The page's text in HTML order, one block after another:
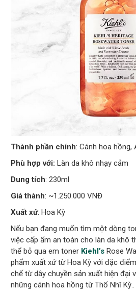
Thành phần chính: Cánh hoa hồng,
Phù hợp với: Làn da khô nhạy cảm
Dung tích: 230ml
Giá thành: ~1.250.000 VNĐ
Xuất xứ: Hoa Kỳ
Nếu bạn đang muốn tìm một dòng
việc cấp ẩm an toàn cho làn da khô
thể bỏ qua em toner Kiehl’s Rose
phẩm xuất xứ từ Hoa Kỳ với đặc
chế từ dây chuyền sản xuất hiện đại
những cánh hoa hồng từ Thổ Nhĩ